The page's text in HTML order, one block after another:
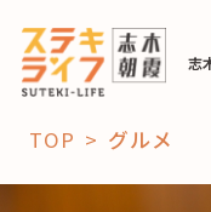
志
「コト」
TOP グルメ